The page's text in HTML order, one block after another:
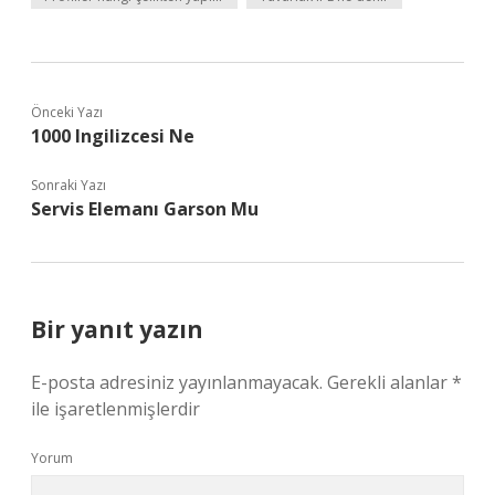
Önceki Yazı
1000 Ingilizcesi Ne
Sonraki Yazı
Servis Elemanı Garson Mu
Bir yanıt yazın
E-posta adresiniz yayınlanmayacak. Gerekli alanlar*
ile işaretlenmişlerdir
Yorum